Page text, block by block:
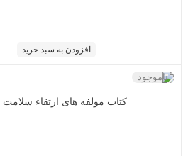
افزودن به سبد خرید
کتاب مولفه های ارتقاء سلامت
ناموجود